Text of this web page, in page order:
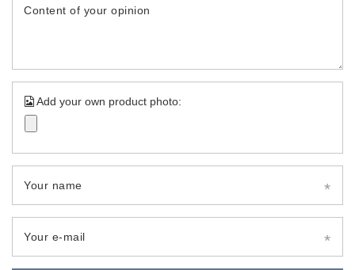
Content of your opinion
Add your own product photo:
Your name
Your e-mail